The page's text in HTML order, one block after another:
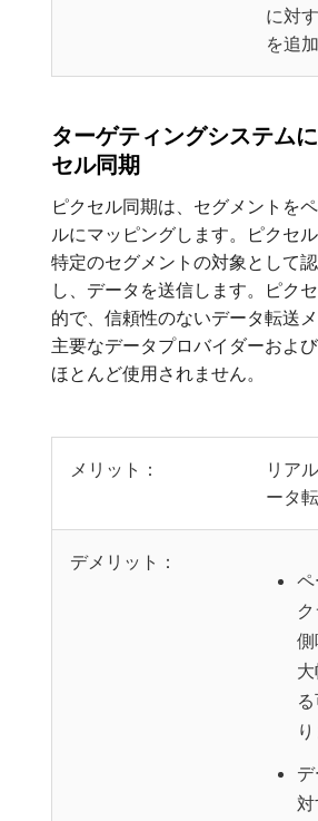
に対
を追
ターゲティングシステム
セル同期
ピクセル同期は、セグメントを
ルにマッピングします。ピクセ
特定のセグメントの対象として
し、データを送信します。ピク
的で、信頼性のないデータ転送メ
主要なデータプロバイダーおよび
ほとんど使用されません。
メリット：
リア
ータ転
デメリット：